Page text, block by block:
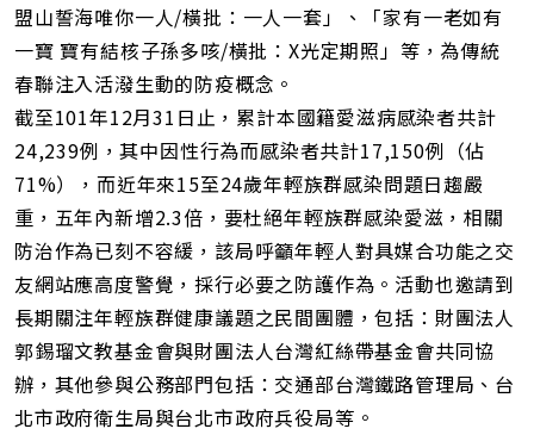
盟山誓海唯你一人/橫批：一人一套」、「家有一老如有
一寶 寶有結核子孫多咳/橫批：X光定期照」等，為傳統
春聯注入活潑生動的防疫概念。
截至101年12月31日止，累計本國籍愛滋病感染者共計
24,239例，其中因性行為而感染者共計17,150例（佔
71%），而近年來15至24歲年輕族群感染問題日趨嚴
重，五年內新增2.3倍，要杜絕年輕族群感染愛滋，相關
防治作為已刻不容緩，該局呼籲年輕人對具媒合功能之交
友網站應高度警覺，採行必要之防護作為。活動也邀請到
長期關注年輕族群健康議題之民間團體，包括：財團法人
郭錫瑠文教基金會與財團法人台灣紅絲帶基金會共同協
辦，其他參與公務部門包括：交通部台灣鐵路管理局、台
北市政府衛生局與台北市政府兵役局等。